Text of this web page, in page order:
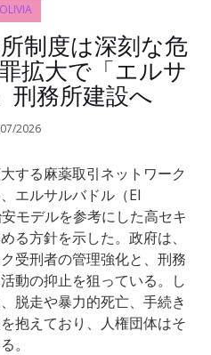
制度は深刻な危
拡大で「エルサ
刑務所建設へ
2026
する麻薬取引ネットワーク
エルサルバドル（El
モデルを参考にした高セキ
る方針を示した。政府は、
受刑者の管理強化と、刑務
動の抑止を狙っている。し
脱走や暴力的死亡、手続き
抱えており、人権団体はそ
。